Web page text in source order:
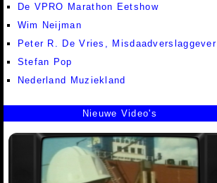
De VPRO Marathon Eetshow
Wim Neijman
Peter R. De Vries, Misdaadverslaggever
Stefan Pop
Nederland Muziekland
Nieuwe Video's